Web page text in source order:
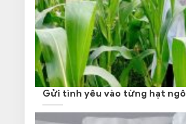
Gửi tình yêu vào từng hạt ngô